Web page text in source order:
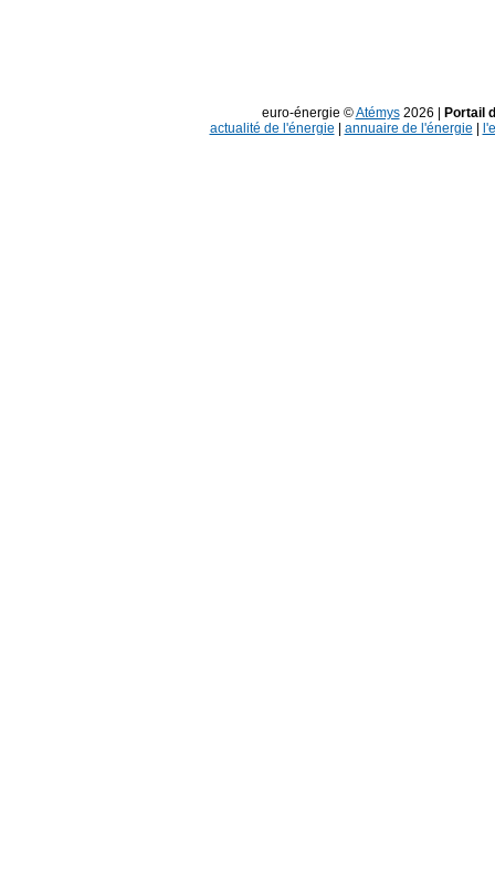
euro-énergie ©Atémys2026 |
Portail
actualité de l'énergie
annuaire de l'énergie